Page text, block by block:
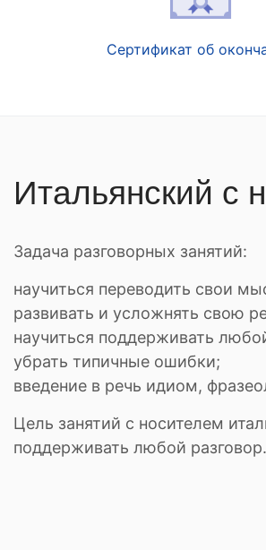
Сертификат об
Итальянский с
Задача разговорных занятий:
научиться переводить свои
развивать и усложнять свою
научиться поддерживать
убрать типичные ошибки;
введение в речь идиом,
Цель занятий с носителем
поддерживать любой разговор.